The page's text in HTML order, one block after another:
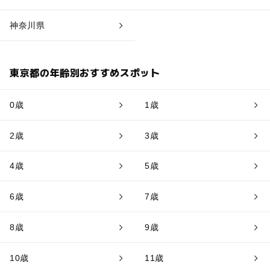
神奈川県
東京都の年齢別おすすめスポット
0歳 1歳
2歳 3歳
4歳 5歳
6歳 7歳
8歳 9歳
10歳 11歳